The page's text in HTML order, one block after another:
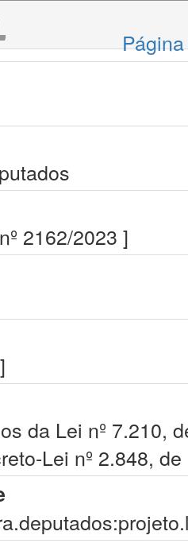
2162/2023 ]
da Lei nº 7.210,
Lei nº 2.848,